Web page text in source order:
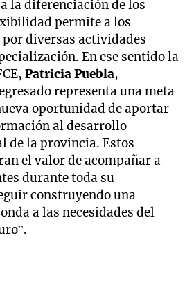
la diferenciación de los
permite a los
diversas actividades
En ese sentido la
Patricia Puebla,
representa una meta
oportunidad de aportar
al desarrollo
de la provincia. Estos
el valor de acompañar a
durante toda su
construyendo una
a las necesidades del